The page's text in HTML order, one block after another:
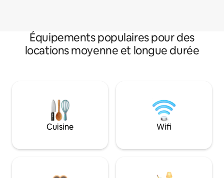
Équipements populaires pour des
locations moyenne et longue durée
Cuisine Wifi